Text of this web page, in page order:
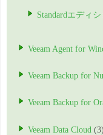
Standardエディ
Veeam Agent for
Veeam Backup for
Veeam Backup for
Veeam Data Cloud (3)